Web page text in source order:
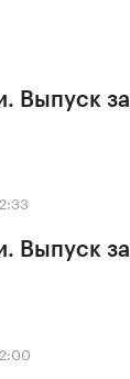
Выпуск
Выпуск